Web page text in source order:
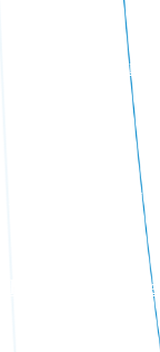
Система
Монтаж
Проектирование